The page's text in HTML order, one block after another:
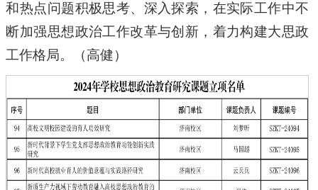
和热点问题积极思考、深入探索，在实际工作中不
断加强思想政治工作改革与创新，着力构建大思政
工作格局。（高健）